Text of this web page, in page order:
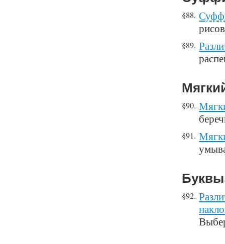
§88.
§89.
§90.
§91.
§92.